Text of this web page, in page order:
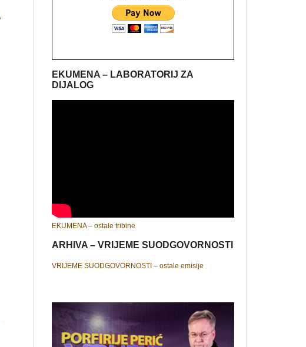
EKUMENA – LABORATORIJ ZA
DIJALOG
EKUMENA – ostale tribine
ARHIVA – VRIJEME SUODGOVORNOSTI
VRIJEME SUODGOVORNOSTI – ostale emisije